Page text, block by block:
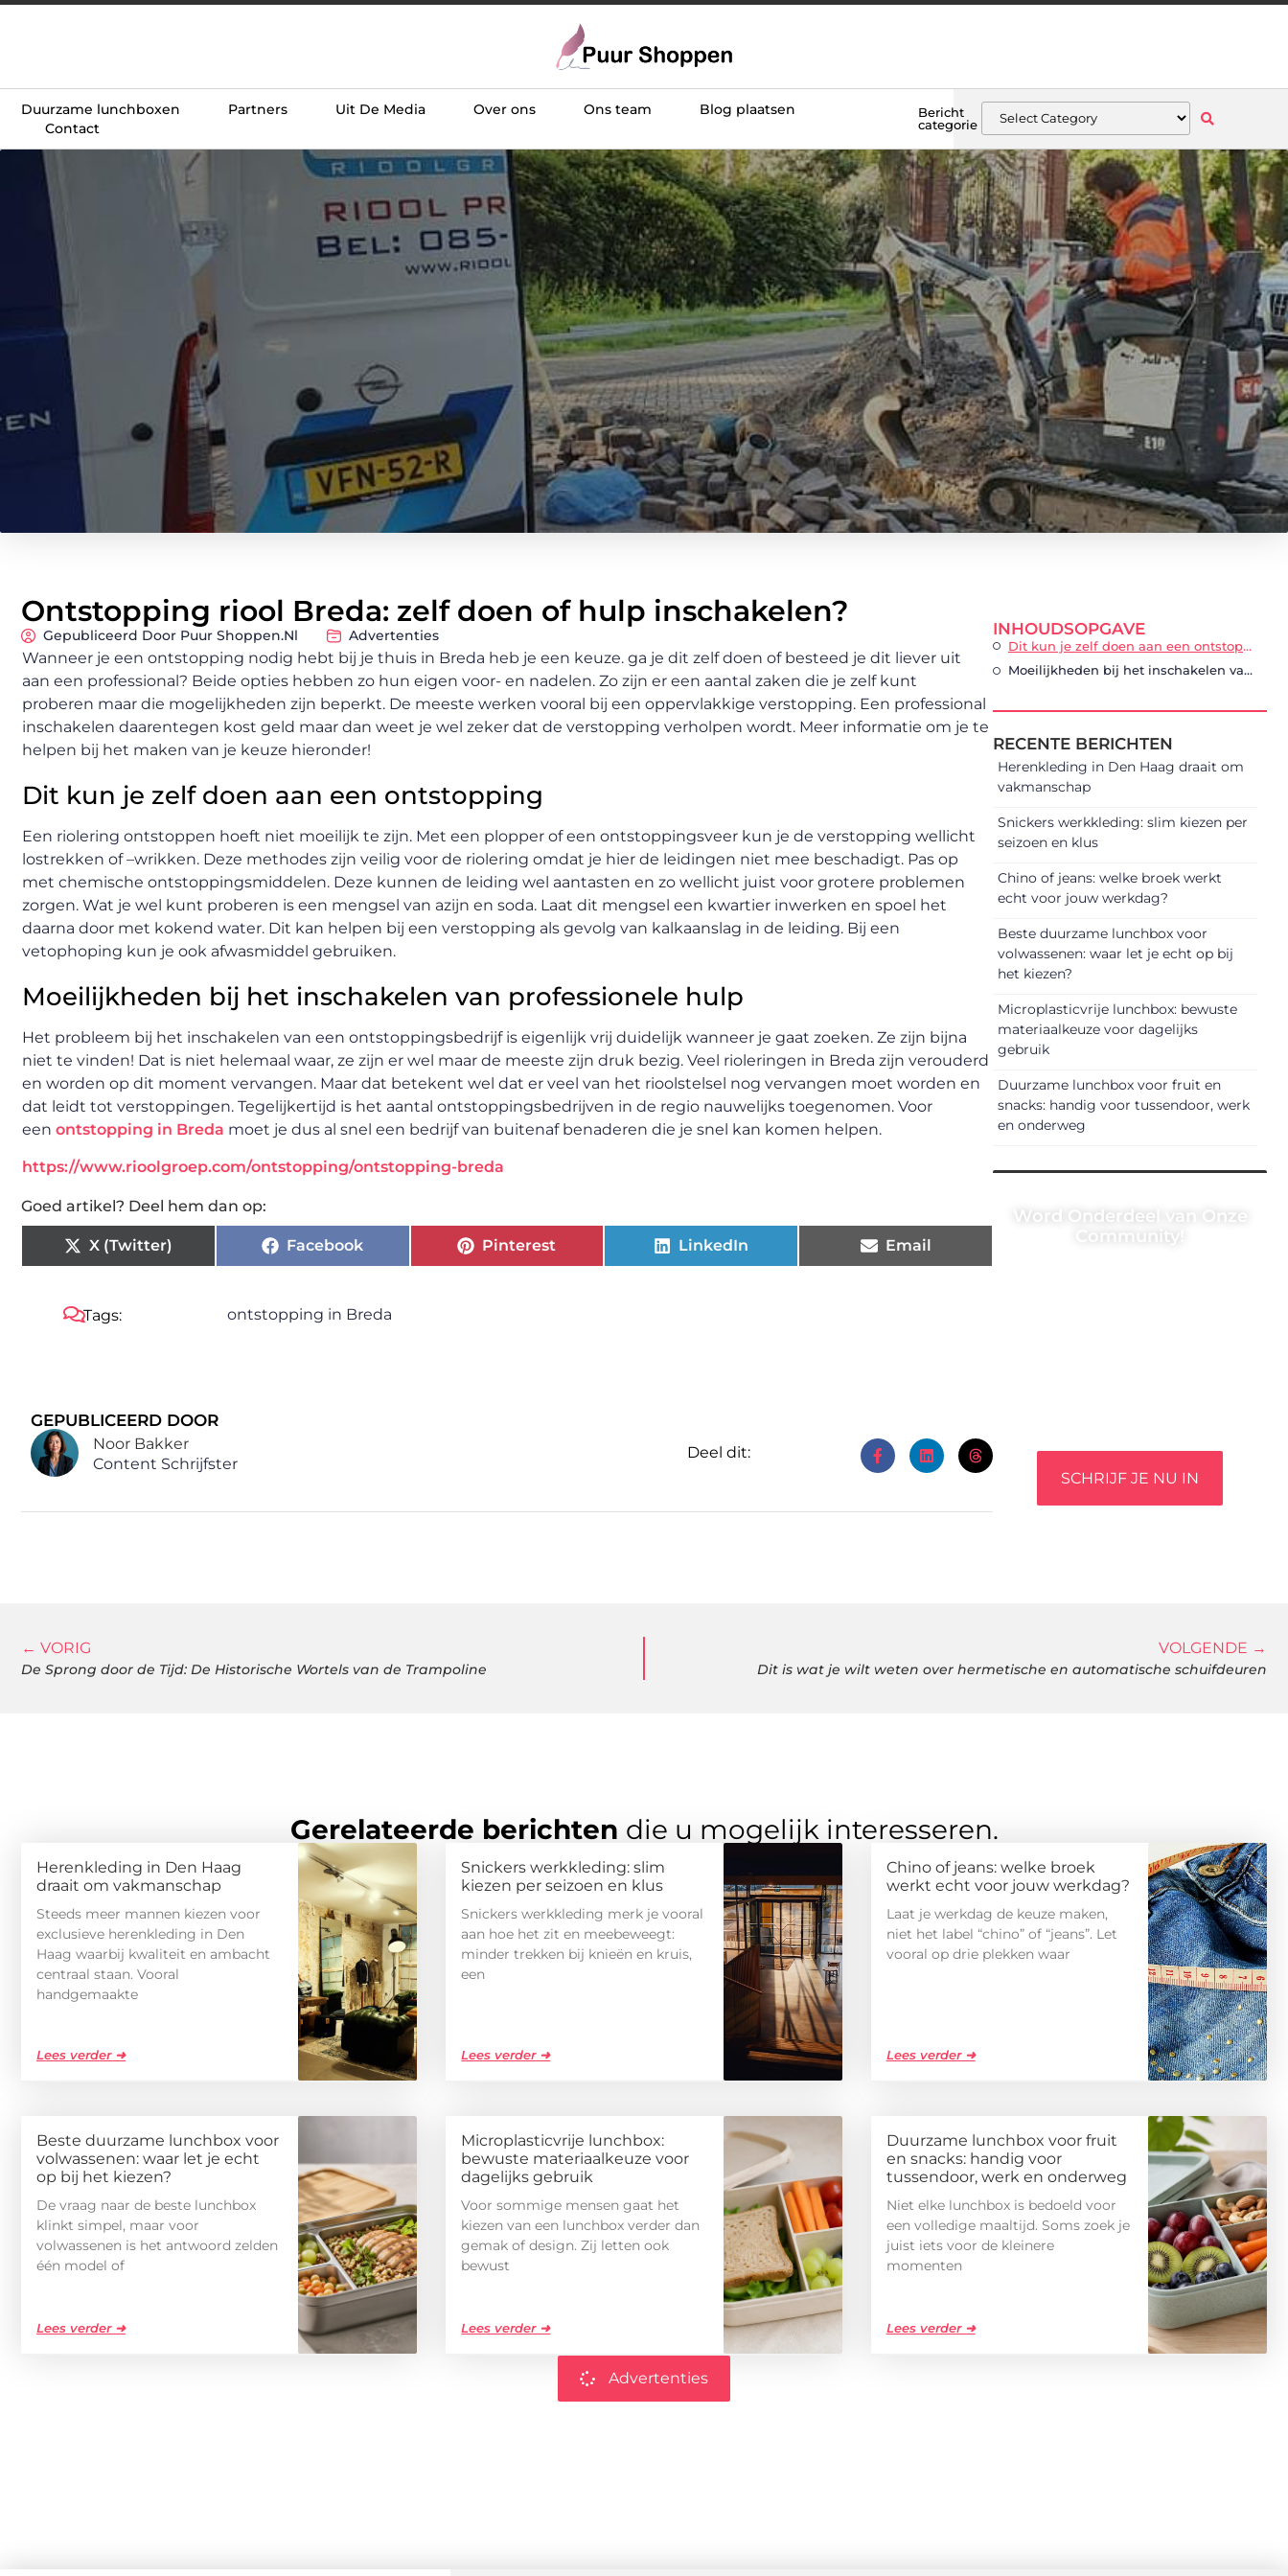
Duurzame lunchboxen Partners Uit De Media Over ons Ons team
Blog plaatsen
Contact
Bericht
categorie
Ontstopping riool Breda: zelf doen of hulp inschakelen?
Gepubliceerd Door Puur Shoppen.nl Advertenties
Wanneer je een ontstopping nodig hebt bij je thuis in Breda heb je een keuze. ga je dit zelf doen of besteed je dit liever uit
aan een professional? Beide opties hebben zo hun eigen voor- en nadelen. Zo zijn er een aantal zaken die je zelf kunt
proberen maar die mogelijkheden zijn beperkt. De meeste werken vooral bij een oppervlakkige verstopping. Een professional
inschakelen daarentegen kost geld maar dan weet je wel zeker dat de verstopping verholpen wordt. Meer informatie om je te
helpen bij het maken van je keuze hieronder!
Dit kun je zelf doen aan een ontstopping
Een riolering ontstoppen hoeft niet moeilijk te zijn. Met een plopper of een ontstoppingsveer kun je de verstopping wellicht
lostrekken of –wrikken. Deze methodes zijn veilig voor de riolering omdat je hier de leidingen niet mee beschadigt. Pas op
met chemische ontstoppingsmiddelen. Deze kunnen de leiding wel aantasten en zo wellicht juist voor grotere problemen
zorgen. Wat je wel kunt proberen is een mengsel van azijn en soda. Laat dit mengsel een kwartier inwerken en spoel het
daarna door met kokend water. Dit kan helpen bij een verstopping als gevolg van kalkaanslag in de leiding. Bij een
vetophoping kun je ook afwasmiddel gebruiken.
Moeilijkheden bij het inschakelen van professionele hulp
Het probleem bij het inschakelen van een ontstoppingsbedrijf is eigenlijk vrij duidelijk wanneer je gaat zoeken. Ze zijn bijna
niet te vinden! Dat is niet helemaal waar, ze zijn er wel maar de meeste zijn druk bezig. Veel rioleringen in Breda zijn verouderd
en worden op dit moment vervangen. Maar dat betekent wel dat er veel van het rioolstelsel nog vervangen moet worden en
dat leidt tot verstoppingen. Tegelijkertijd is het aantal ontstoppingsbedrijven in de regio nauwelijks toegenomen. Voor
een ontstopping in Breda moet je dus al snel een bedrijf van buitenaf benaderen die je snel kan komen helpen.
https://www.rioolgroep.com/ontstopping/ontstopping-breda
Goed artikel? Deel hem dan op:
X (Twitter) Facebook Pinterest LinkedIn Email
Tags: ontstopping in Breda
GEPUBLICEERD DOOR
Noor Bakker
Content Schrijfster
Deel dit:
INHOUDSOPGAVE
Dit kun je zelf doen aan een ontstopping
Moeilijkheden bij het inschakelen van professionele hulp
RECENTE BERICHTEN
Herenkleding in Den Haag draait om
vakmanschap
Snickers werkkleding: slim kiezen per
seizoen en klus
Chino of jeans: welke broek werkt
echt voor jouw werkdag?
Beste duurzame lunchbox voor
volwassenen: waar let je echt op bij
het kiezen?
Microplasticvrije lunchbox: bewuste
materiaalkeuze voor dagelijks
gebruik
Duurzame lunchbox voor fruit en
snacks: handig voor tussendoor, werk
en onderweg
Word Onderdeel van Onze
Community!
SCHRIJF JE NU IN
← VORIG
De Sprong door de Tijd: De Historische Wortels van de Trampoline
VOLGENDE →
Dit is wat je wilt weten over hermetische en automatische schuifdeuren
Gerelateerde berichten die u mogelijk interesseren.
Herenkleding in Den Haag
draait om vakmanschap
Steeds meer mannen kiezen voor
exclusieve herenkleding in Den
Haag waarbij kwaliteit en ambacht
centraal staan. Vooral
handgemaakte
Lees verder ➜
Snickers werkkleding: slim
kiezen per seizoen en klus
Snickers werkkleding merk je vooral
aan hoe het zit en meebeweegt:
minder trekken bij knieën en kruis,
een
Lees verder ➜
Chino of jeans: welke broek
werkt echt voor jouw werkdag?
Laat je werkdag de keuze maken,
niet het label “chino” of “jeans”. Let
vooral op drie plekken waar
Lees verder ➜
Beste duurzame lunchbox voor
volwassenen: waar let je echt
op bij het kiezen?
De vraag naar de beste lunchbox
klinkt simpel, maar voor
volwassenen is het antwoord zelden
één model of
Lees verder ➜
Microplasticvrije lunchbox:
bewuste materiaalkeuze voor
dagelijks gebruik
Voor sommige mensen gaat het
kiezen van een lunchbox verder dan
gemak of design. Zij letten ook
bewust
Lees verder ➜
Duurzame lunchbox voor fruit
en snacks: handig voor
tussendoor, werk en onderweg
Niet elke lunchbox is bedoeld voor
een volledige maaltijd. Soms zoek je
juist iets voor de kleinere
momenten
Lees verder ➜
Advertenties